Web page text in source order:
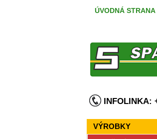
ÚVODNÁ STRANA
VÝROBKY